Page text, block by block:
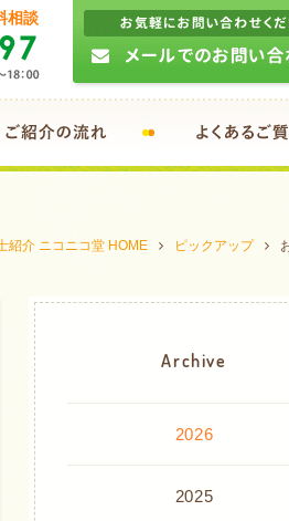
相談
紹介 ニコニコ堂 HOME ピックアップ
Archive
2026
2025